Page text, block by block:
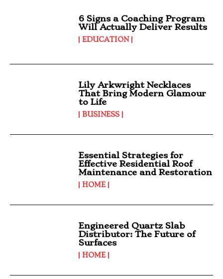
6 Signs a Coaching Program
Will Actually Deliver Results
EDUCATION
Lily Arkwright Necklaces
That Bring Modern Glamour
to Life
BUSINESS
Essential Strategies for
Effective Residential Roof
Maintenance and Restoration
HOME
Engineered Quartz Slab
Distributor: The Future of
Surfaces
HOME